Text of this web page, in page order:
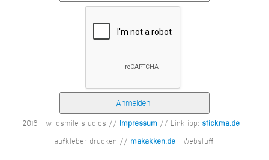
2016 - wildsmile studios //Impressum // Linktipp:stickma.de -
aufkleber drucken // makakken.de - Webstuff